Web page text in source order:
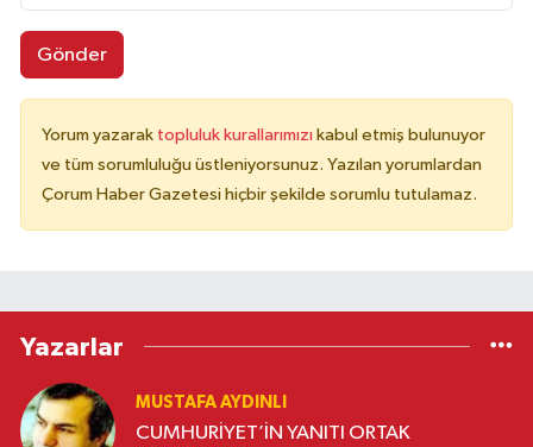
Gönder
Yorum yazarak topluluk kurallarımızı kabul etmiş bulunuyor
ve tüm sorumluluğu üstleniyorsunuz. Yazılan yorumlardan
Çorum Haber Gazetesi hiçbir şekilde sorumlu tutulamaz.
Yazarlar
MUSTAFA AYDINLI
CUMHURİYET’İN YANITI ORTAK